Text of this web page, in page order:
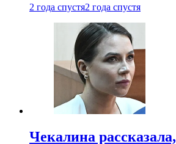
2 года спустя2 года спустя
Чекалина рассказала,